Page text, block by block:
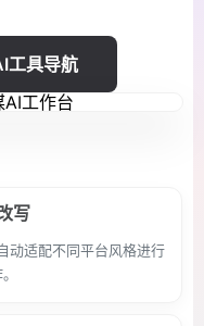
工具导航
写
动适配不同平台风格进行